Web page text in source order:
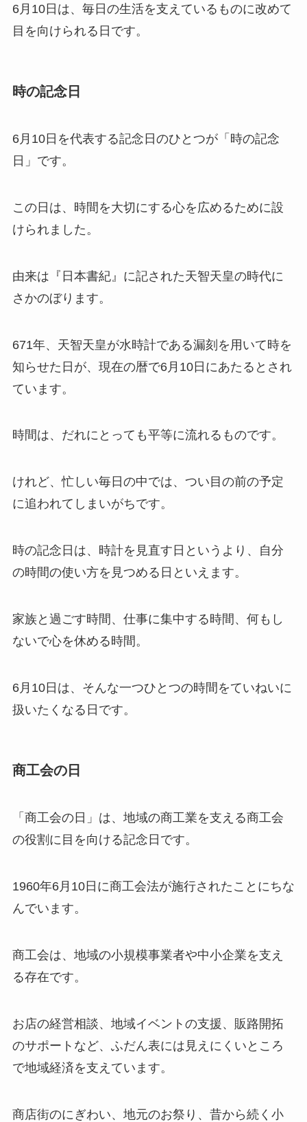
6月10日は、毎日の生活を支えているものに改めて
目を向けられる日です。
時の記念日
6月10日を代表する記念日のひとつが「時の記念
日」です。
この日は、時間を大切にする心を広めるために設
けられました。
由来は『日本書紀』に記された天智天皇の時代に
さかのぼります。
671年、天智天皇が水時計である漏刻を用いて時を
知らせた日が、現在の暦で6月10日にあたるとされ
ています。
時間は、だれにとっても平等に流れるものです。
けれど、忙しい毎日の中では、つい目の前の予定
に追われてしまいがちです。
時の記念日は、時計を見直す日というより、自分
の時間の使い方を見つめる日といえます。
家族と過ごす時間、仕事に集中する時間、何もし
ないで心を休める時間。
6月10日は、そんな一つひとつの時間をていねいに
扱いたくなる日です。
商工会の日
「商工会の日」は、地域の商工業を支える商工会
の役割に目を向ける記念日です。
1960年6月10日に商工会法が施行されたことにちな
んでいます。
商工会は、地域の小規模事業者や中小企業を支え
る存在です。
お店の経営相談、地域イベントの支援、販路開拓
のサポートなど、ふだん表には見えにくいところ
で地域経済を支えています。
商店街のにぎわい、地元のお祭り、昔から続く小